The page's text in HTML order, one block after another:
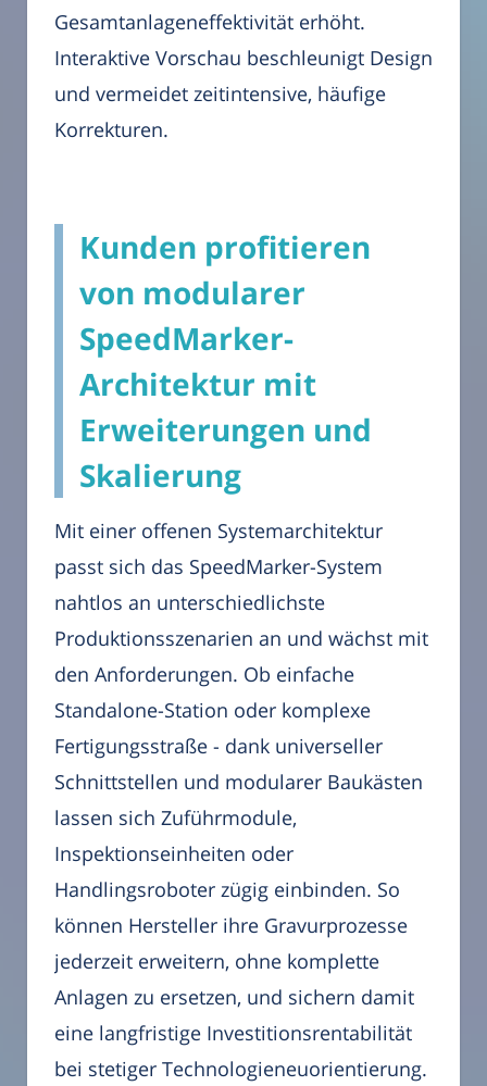
Gesamtanlageneffektivität erhöht.
Interaktive Vorschau beschleunigt Design
und vermeidet zeitintensive, häufige
Korrekturen.
Kunden profitieren
von modularer
SpeedMarker-
Architektur mit
Erweiterungen und
Skalierung
Mit einer offenen Systemarchitektur
passt sich das SpeedMarker-System
nahtlos an unterschiedlichste
Produktionsszenarien an und wächst mit
den Anforderungen. Ob einfache
Standalone-Station oder komplexe
Fertigungsstraße - dank universeller
Schnittstellen und modularer Baukästen
lassen sich Zuführmodule,
Inspektionseinheiten oder
Handlingsroboter zügig einbinden. So
können Hersteller ihre Gravurprozesse
jederzeit erweitern, ohne komplette
Anlagen zu ersetzen, und sichern damit
eine langfristige Investitionsrentabilität
bei stetiger Technologie­neu­orientierung.